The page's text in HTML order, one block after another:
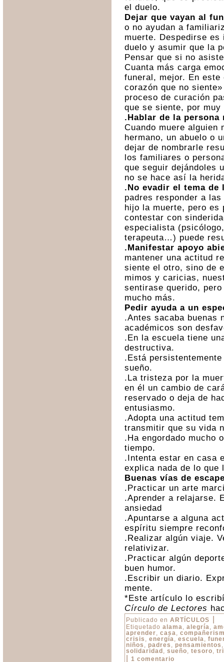
el duelo.
Dejar que vayan al
o no ayudan a
muerte. Despedirse
duelo y asumir que la
Pensar que si no
Cuanta más carga
funeral, mejor. En
corazón que no
proceso de curación
que se siente, por muy
.Hablar de la
Cuando muere alguien
hermano, un abuelo o
dejar de nombrarle
los familiares o
que seguir dejándoles
no se hace así la
.No evadir el tema de
padres responder a
hijo la muerte, pero es
contestar con
especialista
terapeuta…) puede
.Manifestar apoyo
mantener una actitud
siente el otro, sino de
mimos y caricias,
sentirase querido,
mucho más.
Pedir ayuda a un
.Antes sacaba buenas
académicos son
.En la escuela tiene
destructiva.
.Está
sueño.
.La tristeza por la
en él un cambio de
reservado o deja de
entusiasmo.
.Adopta una actitud
transmitir que su vida
.Ha engordado mucho
tiempo.
.Intenta estar en casa
explica nada de lo que
Buenas vías de
.Practicar un arte
.Aprender a relajarse.
ansiedad
.Apuntarse a alguna
espíritu siempre
.Realizar algún viaje.
relativizar.
.Practicar algún
buen humor.
.Escribir un diario.
mente.
*Este artículo lo
Círculo de Lectores
Publicado en ARTÍCULOS
Etiquetado alama, alegría,
aprender, casa,
crisis , energía, escuela,
niños , padres , pensamientos
solidaridad , sueño, tesoro,
1 comentario